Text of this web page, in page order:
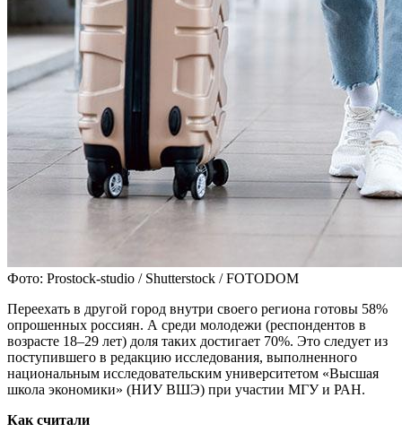
Фото: Prostock-studio / Shutterstock / FOTODOM
Переехать в другой город внутри своего региона готовы 58%
опрошенных россиян. А среди молодежи (респондентов в
возрасте 18–29 лет) доля таких достигает 70%. Это следует из
поступившего в редакцию исследования, выполненного
национальным исследовательским университетом «Высшая
школа экономики» (НИУ ВШЭ) при участии МГУ и РАН.
Как считали